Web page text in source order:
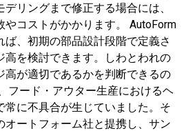
リングまで修正する場合には、
やコストがかかります。 AutoForm
ば、初期の部品設計段階で定義さ
高を検討できます。しわとわれの
高が適切であるかを判断できるの
フード・アウター生産におけるヘ
常に不具合が生じていました。そ
オートフォーム社と提携し、サン